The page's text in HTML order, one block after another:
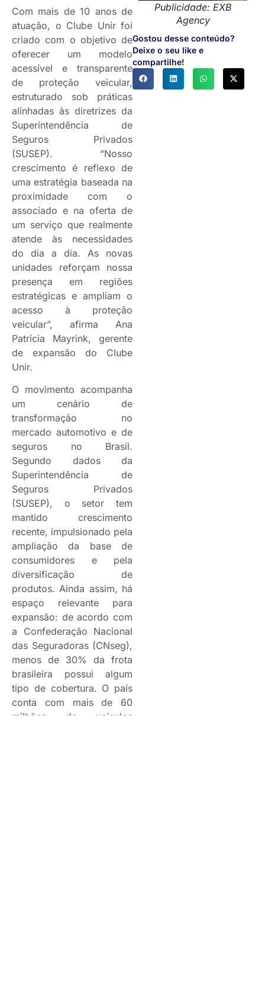
Publicidade: EXB
Agency
Gostou desse conteúdo?
Deixe o seu like e
compartilhe!
Com mais de 10 anos de
atuação, o Clube Unir foi
criado com o objetivo de
oferecer um modelo
acessível e transparente
de proteção veicular,
estruturado sob práticas
alinhadas às diretrizes da
Superintendência de
Seguros Privados
(SUSEP). “Nosso
crescimento é reflexo de
uma estratégia baseada na
proximidade com o
associado e na oferta de
um serviço que realmente
atende às necessidades
do dia a dia. As novas
unidades reforçam nossa
presença em regiões
estratégicas e ampliam o
acesso à proteção
veicular”, afirma Ana
Patrícia Mayrink, gerente
de expansão do Clube
Unir.
O movimento acompanha
um cenário de
transformação no
mercado automotivo e de
seguros no Brasil.
Segundo dados da
Superintendência de
Seguros Privados
(SUSEP), o setor tem
mantido crescimento
recente, impulsionado pela
ampliação da base de
consumidores e pela
diversificação de
produtos. Ainda assim, há
espaço relevante para
expansão: de acordo com
a Confederação Nacional
das Seguradoras (CNseg),
menos de 30% da frota
brasileira possui algum
tipo de cobertura. O país
conta com mais de 60
milhões de veículos